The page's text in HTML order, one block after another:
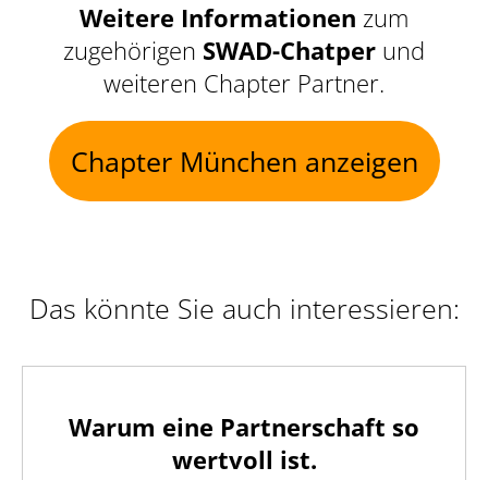
Weitere Informationen zum
zugehörigen SWAD-Chatper und
weiteren Chapter Partner.
Chapter München anzeigen
Das könnte Sie auch interessieren:
Warum eine Partnerschaft so
wertvoll ist.